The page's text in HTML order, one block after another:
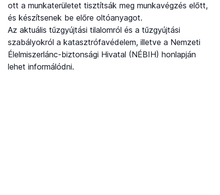
ott a munkaterületet tisztítsák meg munkavégzés előtt,
és készítsenek be előre oltóanyagot.
Az aktuális tűzgyújtási tilalomról és a tűzgyújtási
szabályokról a katasztrófavédelem, illetve a Nemzeti
Élelmiszerlánc-biztonsági Hivatal (NÉBIH) honlapján
lehet informálódni.